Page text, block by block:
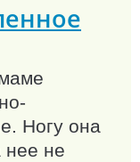
Ногу она
нее не